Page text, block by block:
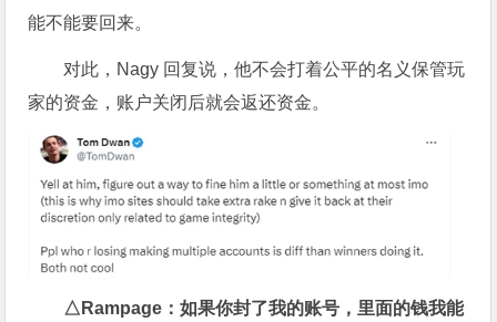
能不能要回来。
对此，Nagy 回复说，他不会打着公平的名义保管玩
家的资金，账户关闭后就会返还资金。
△Rampage：如果你封了我的账号，里面的钱我能